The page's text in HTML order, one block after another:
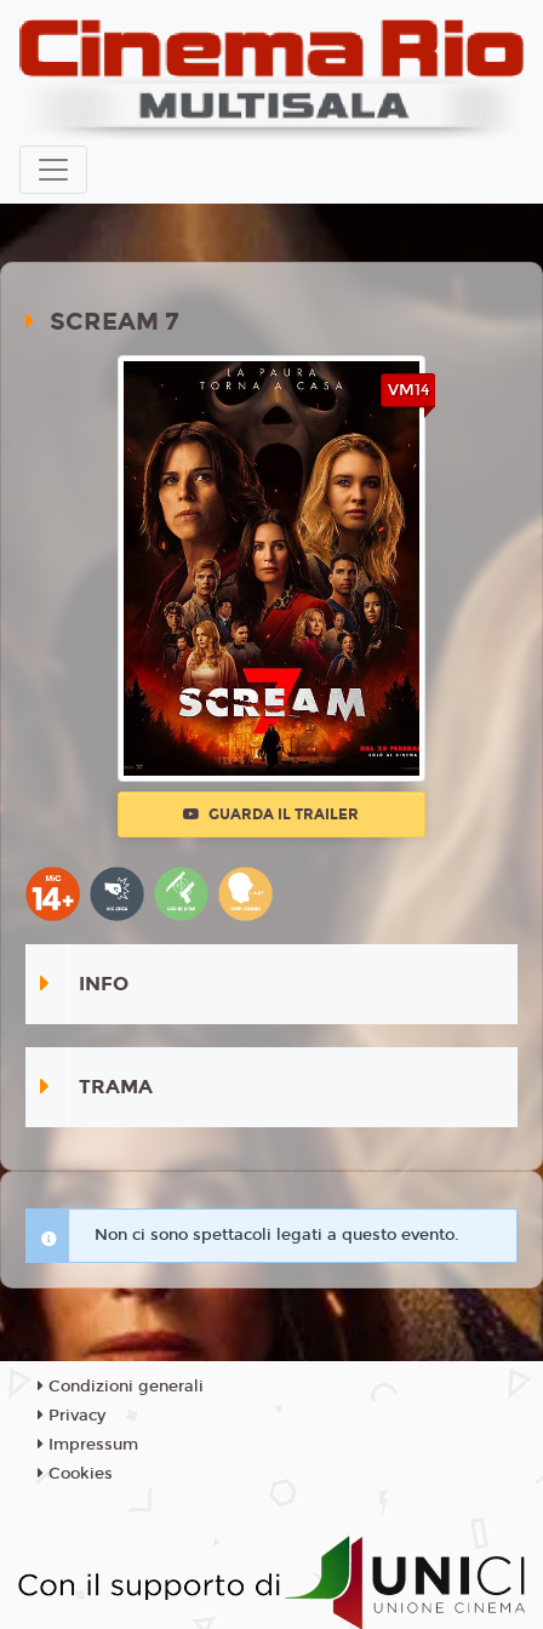
SCREAM 7
VM14
GUARDA IL TRAILER
INFO
TRAMA
Non ci sono spettacoli legati a questo evento.
Condizioni generali
Privacy
Impressum
Cookies